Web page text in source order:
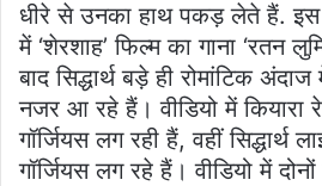
धीरे से उनका हाथ पकड़ लेते हैं. इस
में ‘शेरशाह’ फिल्म का गाना ‘रतन
बाद सिद्धार्थ बड़े ही रोमांटिक
नजर आ रहे हैं। वीडियो में कियारा
गॉर्जियस लग रही हैं, वहीं सिद्धार्थ
गॉर्जियस लग रहे हैं। वीडियो में